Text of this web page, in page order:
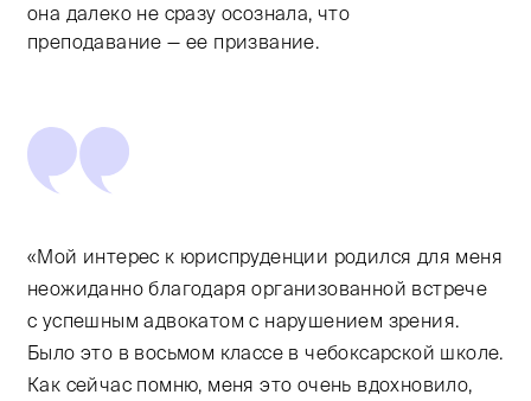
она далеко не сразу осознала, что
преподавание — ее призвание.
«Мой интерес к юриспруденции родился для меня
неожиданно благодаря организованной встрече
с успешным адвокатом с нарушением зрения.
Было это в восьмом классе в чебоксарской школе.
Как сейчас помню, меня это очень вдохновило,